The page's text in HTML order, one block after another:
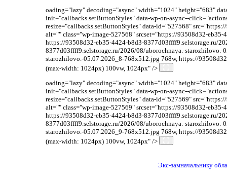
oading="lazy" decoding="async" width="1024" height="683"
init="callbacks.setButtonStyles" data-wp-on-async--
resize="callbacks.setButtonStyles" data-id="527568"
alt="" class="wp-image-527568" srcset="https://93508d32-
https://93508d32-eb35-4424-b8d3-8377d03ffff9.selstorage.ru/
8377d03ffff9.selstorage.ru/2026/08/uborochnaya.-
starozhilovo.-05.07.2026_8-768x512.jpg 768w, https://
(max-width: 1024px) 100vw, 1024px" />
oading="lazy" decoding="async" width="1024" height="683"
init="callbacks.setButtonStyles" data-wp-on-async--
resize="callbacks.setButtonStyles" data-id="527569"
alt="" class="wp-image-527569" srcset="https://93508d32-
https://93508d32-eb35-4424-b8d3-8377d03ffff9.selstorage.ru/
8377d03ffff9.selstorage.ru/2026/08/uborochnaya.-
starozhilovo.-05.07.2026_9-768x512.jpg 768w, https://
(max-width: 1024px) 100vw, 1024px" />
Экс-замначальнику